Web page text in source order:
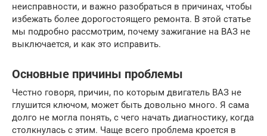
неисправности, и важно разобраться в причинах, чтобы
избежать более дорогостоящего ремонта. В этой статье
мы подробно рассмотрим, почему зажигание на ВАЗ не
выключается, и как это исправить.
Основные причины проблемы
Честно говоря, причин, по которым двигатель ВАЗ не
глушится ключом, может быть довольно много. Я сама
долго не могла понять, с чего начать диагностику, когда
столкнулась с этим. Чаще всего проблема кроется в